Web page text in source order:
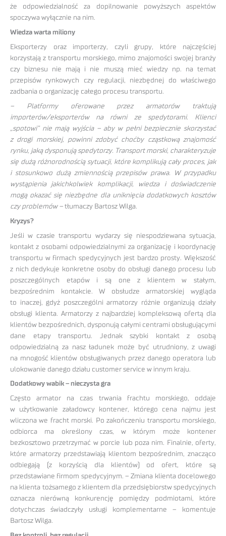
że odpowiedzialność za dopilnowanie powyższych aspektów
spoczywa wyłącznie na nim.
Wiedza warta miliony
Eksporterzy oraz importerzy, czyli grupy, które najczęściej
korzystają z transportu morskiego, mimo znajomości swojej branży
czy biznesu nie mają i nie muszą mieć wiedzy np. na temat
przepisów rynkowych czy regulacji, niezbędnej do właściwego
zadbania o organizację całego procesu transportu.
– Platformy oferowane przez armatorów traktują
importerów/eksporterów na równi ze spedytorami. Klienci
„spotowi” nie mają wyjścia – aby w pełni bezpiecznie skorzystać
z drogi morskiej, powinni zdobyć choćby cząstkową znajomość
rynku, jaką dysponują spedytorzy. Transport morski, charakteryzuje
się dużą różnorodnością sytuacji, które komplikują cały proces, jak
i stosunkowo dużą zmiennością przepisów prawa. W przypadku
wystąpienia jakichkolwiek komplikacji, wiedza i doświadczenie
mogą okazać się niezbędne dla uniknięcia dodatkowych kosztów
czy problemów – tłumaczy Bartosz Wilga.
Kryzys?
Jeśli w czasie transportu wydarzy się niespodziewana sytuacja,
kontakt z osobami odpowiedzialnymi za organizację i koordynację
transportu w firmach spedycyjnych jest bardzo prosty. Większość
z nich dedykuje konkretne osoby do obsługi danego procesu lub
poszczególnych etapów i są one z klientem w stałym,
bezpośrednim kontakcie. W obsłudze armatorskiej wygląda
to inaczej, gdyż poszczególni armatorzy różnie organizują działy
obsługi klienta. Armatorzy z najbardziej kompleksową ofertą dla
klientów bezpośrednich, dysponują całymi centrami obsługującymi
dane etapy transportu. Jednak szybki kontakt z osobą
odpowiedzialną za nasz ładunek może być utrudniony, z uwagi
na mnogość klientów obsługiwanych przez danego operatora lub
ulokowanie danego działu customer service w innym kraju.
Dodatkowy wabik – nieczysta gra
Często armator na czas trwania frachtu morskiego, oddaje
w użytkowanie załadowcy kontener, którego cena najmu jest
wliczona we fracht morski. Po zakończeniu transportu morskiego,
odbiorca ma określony czas, w którym może kontener
bezkosztowo przetrzymać w porcie lub poza nim. Finalnie, oferty,
które armatorzy przedstawiają klientom bezpośrednim, znacząco
odbiegają (z korzyścią dla klientów) od ofert, które są
przedstawiane firmom spedycyjnym. – Zmiana klienta docelowego
na klienta tożsamego z klientem dla przedsiębiorstw spedycyjnych
oznacza nierówną konkurencję pomiędzy podmiotami, które
dotychczas świadczyły usługi komplementarne – komentuje
Bartosz Wilga.